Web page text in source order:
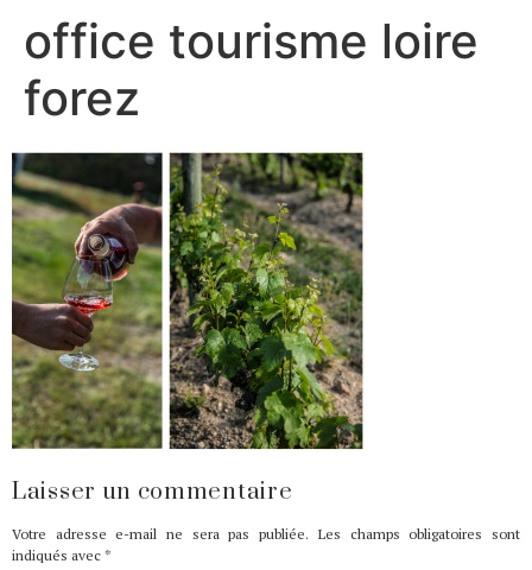
office tourisme loire
forez
Laisser un commentaire
Votre adresse e-mail ne sera pas publiée. Les champs obligatoires sont
indiqués avec *